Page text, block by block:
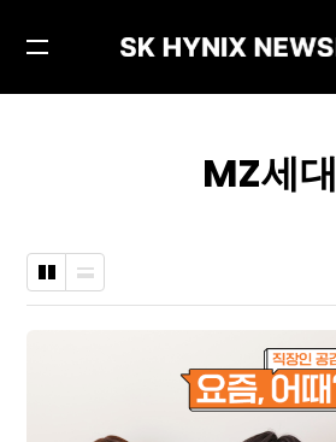
메
MZ세대
바
나